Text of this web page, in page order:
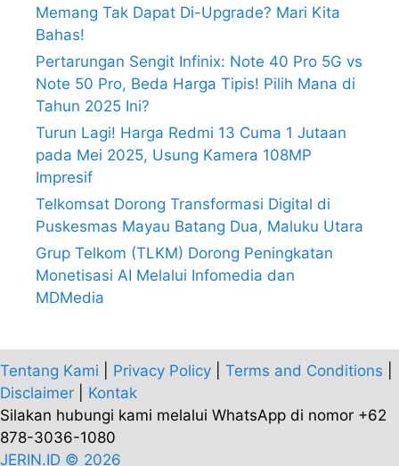
Memang Tak Dapat Di-Upgrade? Mari Kita
Bahas!
Pertarungan Sengit Infinix: Note 40 Pro 5G vs
Note 50 Pro, Beda Harga Tipis! Pilih Mana di
Tahun 2025 Ini?
Turun Lagi! Harga Redmi 13 Cuma 1 Jutaan
pada Mei 2025, Usung Kamera 108MP
Impresif
Telkomsat Dorong Transformasi Digital di
Puskesmas Mayau Batang Dua, Maluku Utara
Grup Telkom (TLKM) Dorong Peningkatan
Monetisasi AI Melalui Infomedia dan
MDMedia
Tentang Kami Privacy Policy Terms and Conditions
Disclaimer
Kontak
Silakan hubungi kami melalui WhatsApp di nomor +62
878-3036-1080
JERIN.ID © 2026